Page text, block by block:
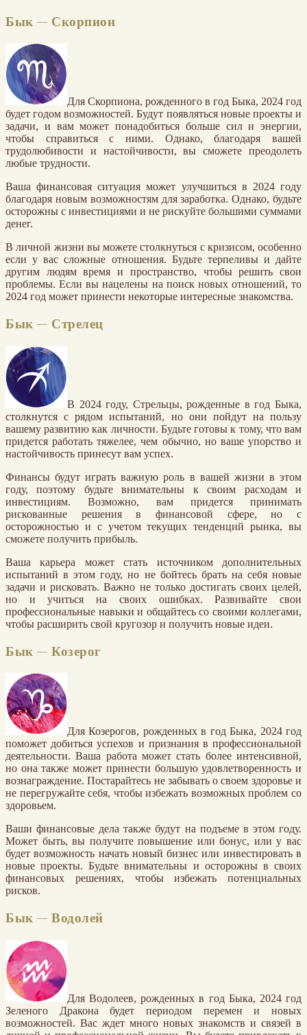
Бык — Скорпион
Для Скорпиона, рожденного в год Быка, 2024 год
будет годом возможностей. Будут появляться новые проекты и
задачи, и вам может понадобиться больше сил и энергии,
чтобы справиться с ними. Однако, благодаря вашей
трудолюбивости и настойчивости, вы сможете преодолеть
любые трудности.
Ваша финансовая ситуация может улучшиться в 2024 году
благодаря новым возможностям для заработка. Однако, будьте
осторожны с инвестициями и не рискуйте большими суммами
денег.
В личной жизни вы можете столкнуться с кризисом, особенно
если у вас сложные отношения. Будьте терпеливы и дайте
другим людям время и пространство, чтобы решить свои
проблемы. Если вы нацелены на поиск новых отношений, то
2024 год может принести некоторые интересные знакомства.
Бык — Стрелец
В 2024 году, Стрельцы, рожденные в год Быка,
столкнутся с рядом испытаний, но они пойдут на пользу
вашему развитию как личности. Будьте готовы к тому, что вам
придется работать тяжелее, чем обычно, но ваше упорство и
настойчивость принесут вам успех.
Финансы будут играть важную роль в вашей жизни в этом
году, поэтому будьте внимательны к своим расходам и
инвестициям. Возможно, вам придется принимать
рискованные решения в финансовой сфере, но с
осторожностью и с учетом текущих тенденций рынка, вы
сможете получить прибыль.
Ваша карьера может стать источником дополнительных
испытаний в этом году, но не бойтесь брать на себя новые
задачи и рисковать. Важно не только достигать своих целей,
но и учиться на своих ошибках. Развивайте свои
профессиональные навыки и общайтесь со своими коллегами,
чтобы расширить свой кругозор и получить новые идеи.
Бык — Козерог
Для Козерогов, рожденных в год Быка, 2024 год
поможет добиться успехов и признания в профессиональной
деятельности. Ваша работа может стать более интенсивной,
но она также может принести большую удовлетворенность и
вознаграждение. Постарайтесь не забывать о своем здоровье и
не перегружайте себя, чтобы избежать возможных проблем со
здоровьем.
Ваши финансовые дела также будут на подъеме в этом году.
Может быть, вы получите повышение или бонус, или у вас
будет возможность начать новый бизнес или инвестировать в
новые проекты. Будьте внимательны и осторожны в своих
финансовых решениях, чтобы избежать потенциальных
рисков.
Бык — Водолей
Для Водолеев, рожденных в год Быка, 2024 год
Зеленого Дракона будет периодом перемен и новых
возможностей. Вас ждет много новых знакомств и связей в